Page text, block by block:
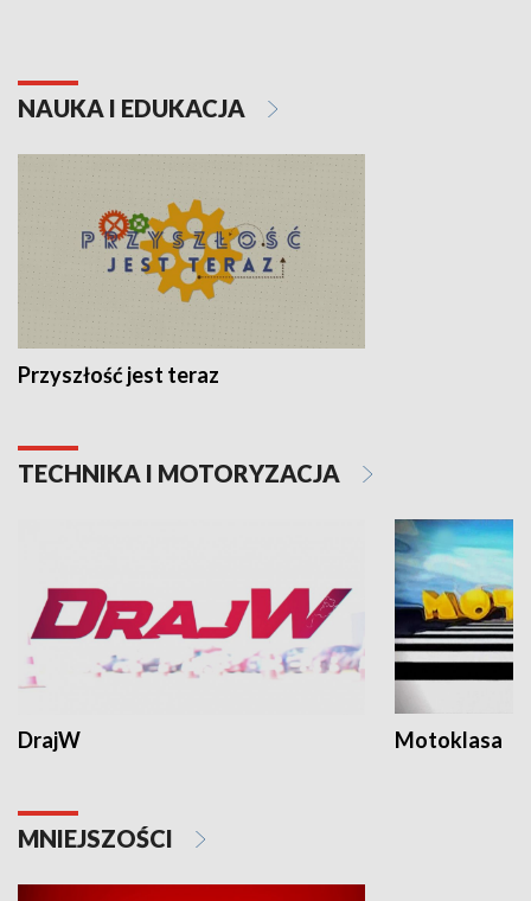
NAUKA I EDUKACJA
Przyszłość jest teraz
TECHNIKA I MOTORYZACJA
DrajW Motoklasa
MNIEJSZOŚCI